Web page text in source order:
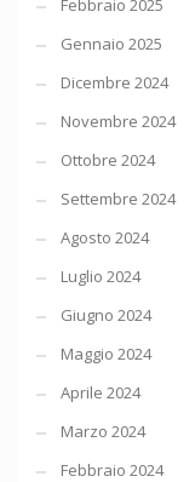
Febbraio 2025
Gennaio 2025
Dicembre 2024
Novembre 2024
Ottobre 2024
Settembre 2024
Agosto 2024
Luglio 2024
Giugno 2024
Maggio 2024
Aprile 2024
Marzo 2024
Febbraio 2024